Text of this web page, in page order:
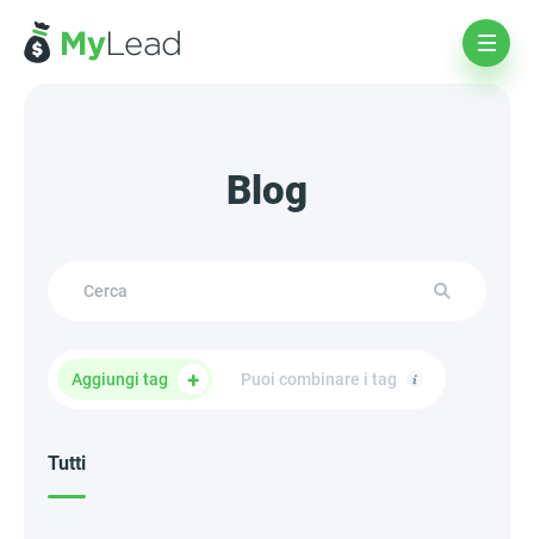
Blog
Aggiungi tag Puoi combinare i tag
Tutti